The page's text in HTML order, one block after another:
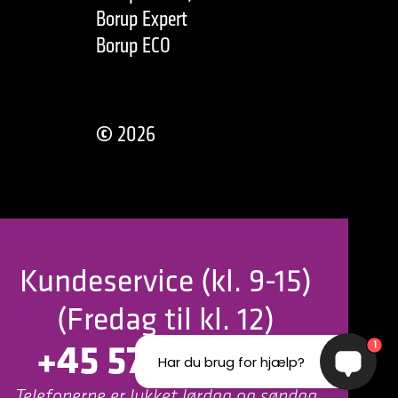
Borup Expert
Borup ECO
© 2026
Kundeservice (kl. 9-15)
(Fredag til kl. 12)
+45 57 56 00 20
Har du brug for hjælp?
1